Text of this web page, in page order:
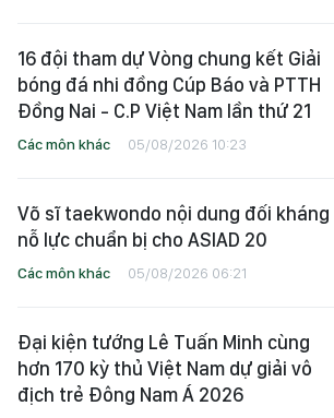
16 đội tham dự Vòng chung kết Giải
bóng đá nhi đồng Cúp Báo và PTTH
Đồng Nai - C.P Việt Nam lần thứ 21
Các môn khác 05/08/2026 10:23
Võ sĩ taekwondo nội dung đối kháng
nỗ lực chuẩn bị cho ASIAD 20
Các môn khác 05/08/2026 06:21
Đại kiện tướng Lê Tuấn Minh cùng
hơn 170 kỳ thủ Việt Nam dự giải vô
địch trẻ Đông Nam Á 2026